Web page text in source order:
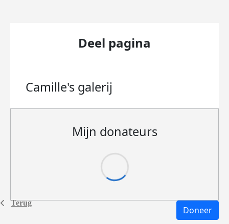
Terug
Deel pagina
Camille's galerij
Mijn donateurs
Doneer